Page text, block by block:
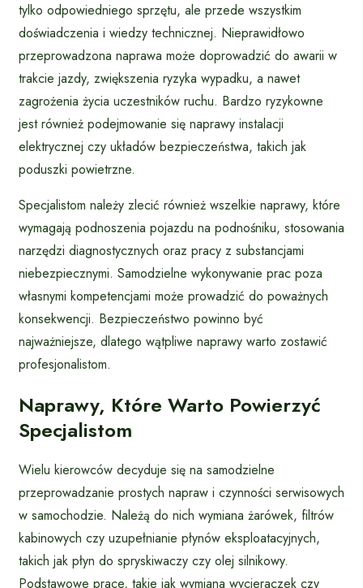
tylko odpowiedniego sprzętu, ale przede wszystkim
doświadczenia i wiedzy technicznej. Nieprawidłowo
przeprowadzona naprawa może doprowadzić do awarii w
trakcie jazdy, zwiększenia ryzyka wypadku, a nawet
zagrożenia życia uczestników ruchu. Bardzo ryzykowne
jest również podejmowanie się naprawy instalacji
elektrycznej czy układów bezpieczeństwa, takich jak
poduszki powietrzne.
Specjalistom należy zlecić również wszelkie naprawy, które
wymagają podnoszenia pojazdu na podnośniku, stosowania
narzędzi diagnostycznych oraz pracy z substancjami
niebezpiecznymi. Samodzielne wykonywanie prac poza
własnymi kompetencjami może prowadzić do poważnych
konsekwencji. Bezpieczeństwo powinno być
najważniejsze, dlatego wątpliwe naprawy warto zostawić
profesjonalistom.
Naprawy, Które Warto Powierzyć
Specjalistom
Wielu kierowców decyduje się na samodzielne
przeprowadzanie prostych napraw i czynności serwisowych
w samochodzie. Należą do nich wymiana żarówek, filtrów
kabinowych czy uzupełnianie płynów eksploatacyjnych,
takich jak płyn do spryskiwaczy czy olej silnikowy.
Podstawowe prace, takie jak wymiana wycieraczek czy